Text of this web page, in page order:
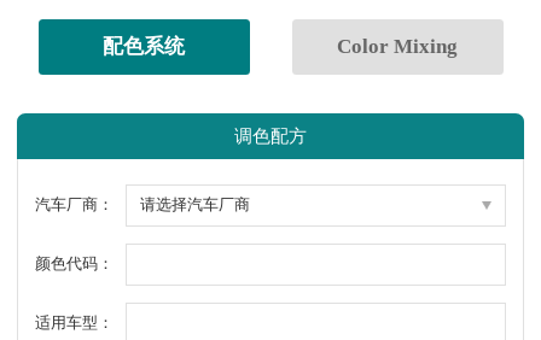
配色系统 Color Mixing
调色配方
汽车厂商：
颜色代码：
适用车型：